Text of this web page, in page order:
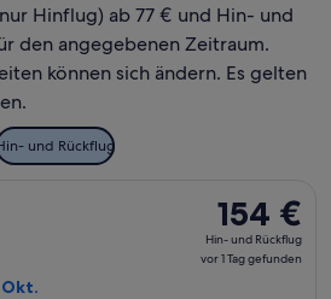
Hinflug) ab 77 € und Hin- und
den angegebenen Zeitraum.
können sich ändern. Es gelten
und Rückflug
154 €
Hin-
und
154 €
Hin- und Rückflug
vor 1 Tag gefunden
Okt.